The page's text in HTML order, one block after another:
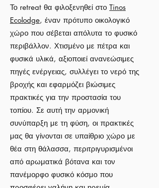
Το retreat θα φιλοξενηθεί στο Tinos
Ecolodge, έναν πρότυπο οικολογικό
χώρο που σέβεται απόλυτα το φυσικό
περιβάλλον. Χτισμένο με πέτρα και
φυσικά υλικά, αξιοποιεί ανανεώσιμες
πηγές ενέργειας, συλλέγει το νερό της
βροχής και εφαρμόζει βιώσιμες
πρακτικές για την προστασία του
τοπίου. Σε αυτή την αρμονική
συνύπαρξη με τη φύση, οι πρακτικές
μας θα γίνονται σε υπαίθριο χώρο με
θέα στη θάλασσα, περιτριγυρισμένοι
από αρωματικά βότανα και τον
πανέμορφο φυσικό κόσμο που